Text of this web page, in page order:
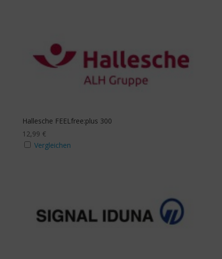
Hallesche FEELfree:plus 300
12,99 €
Vergleichen